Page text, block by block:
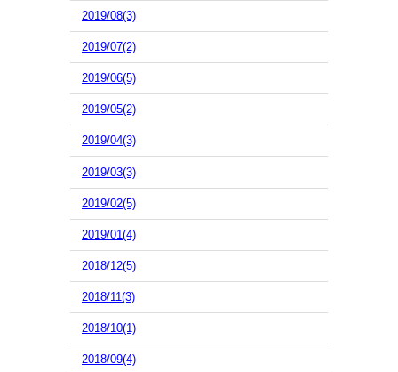
2019/08(3)
2019/07(2)
2019/06(5)
2019/05(2)
2019/04(3)
2019/03(3)
2019/02(5)
2019/01(4)
2018/12(5)
2018/11(3)
2018/10(1)
2018/09(4)